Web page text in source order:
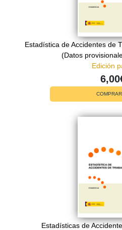
Estadística de Accidentes de
(Datos
Edición
COMPRAR
Estadísticas de